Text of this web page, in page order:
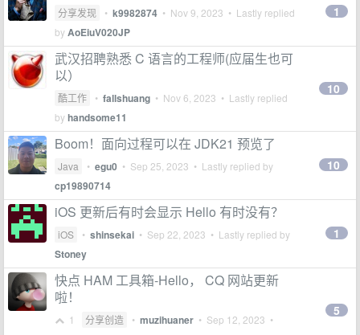
分享发现 • k9982874 • Nov 9, 2023 • Lastly replied
byAoEiuV020JP
1
武汉招聘熟悉 C 语言的工程师(应届生也可
以）
酷工作 • fallshuang • Nov 6, 2023 • Lastly replied
byhandsome11
10
Boom！面向过程可以在 JDK21 预览了
Java • egu0 • Sep 25, 2023 • Lastly replied by
cp19890714
10
iOS 更新后有时会显示 Hello 有时没有？
iOS • shinsekai • Sep 22, 2023 • Lastly replied by
Stoney
1
快点 HAM 工具箱-Hello， CQ 网站更新
啦！
1 分享创造 • muzihuaner • Sep 12, 2023 •
5